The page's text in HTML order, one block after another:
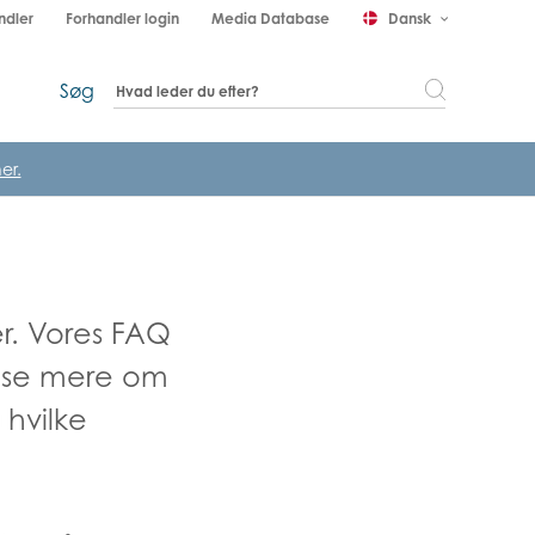
Forhandler login Media Database Dansk keyboard_arrow_down
Søg
Vores FAQ
mere om